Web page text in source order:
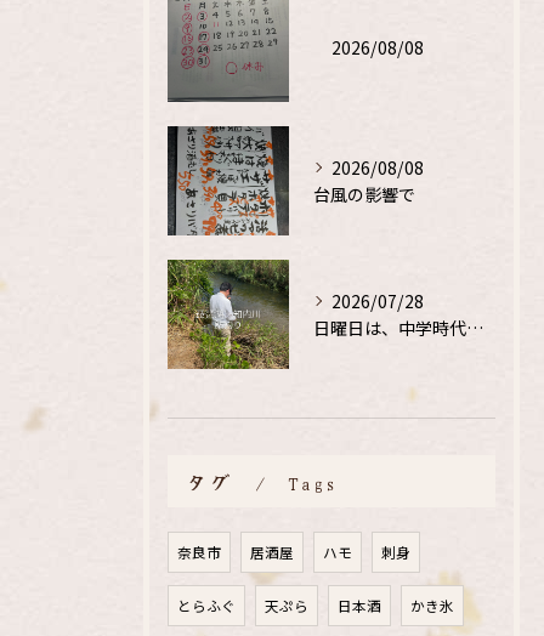
2026/08/08
2026/08/08
台風の影響で
2026/07/28
日曜日は、中学時代の、同級生と鮎釣り
タグ Tags
奈良市 居酒屋 ハモ 刺身
とらふぐ 天ぷら 日本酒 かき氷